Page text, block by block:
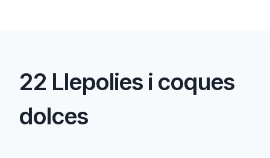
22 Llepolies i coques
dolces